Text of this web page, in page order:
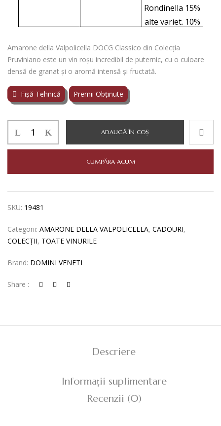
Rondinella 15%
alte variet. 10%
Amarone della Valpolicella DOCG Classico din Colecția
Pruviniano este un vin roșu incredibil de puternic, cu o culoare
densă de granat și o aromă intensă și fructată.
Fișă Tehnică Premii Obținute
DOMINI
VENETI
AMARONE
DOCG
MAGNUM,
CUTIE
1X1,5
L
ADAUGĂ ÎN COȘ
CUMPĂRA ACUM
SKU: 19481
Categorii: AMARONE DELLA VALPOLICELLA, CADOURI,
COLECȚII, TOATE VINURILE
Brand: DOMINI VENETI
Share :
Descriere
Informații suplimentare
Recenzii (0)